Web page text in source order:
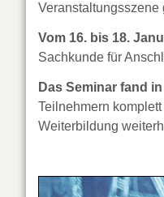
Veranstaltungsszene
Vom 16. bis 18.
Sachkunde für
Das Seminar fand
Teilnehmern
Weiterbildung